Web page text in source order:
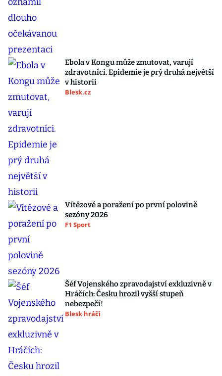
Ebola v Kongu může zmutovat, varují
zdravotníci. Epidemie je prý druhá největší
v historii
Blesk.cz
Vítězové a poražení po první polovině
sezóny 2026
F1 Sport
Šéf Vojenského zpravodajství exkluzivně v
Hráčích: Česku hrozil vyšší stupeň
nebezpečí!
Blesk hráči